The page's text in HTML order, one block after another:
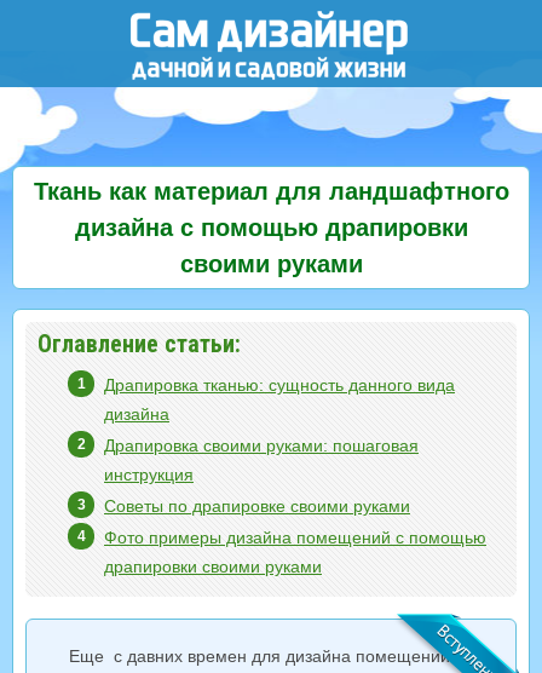
Ткань как материал для ландшафтного
дизайна с помощью драпировки
своими руками
Оглавление статьи:
Драпировка тканью: сущность данного вида
дизайна
Драпировка своими руками: пошаговая
инструкция
Советы по драпировке своими руками
Фото примеры дизайна помещений с помощью
драпировки своими руками
Еще с давних времен для дизайна помещений